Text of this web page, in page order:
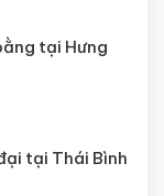
tại Hưng
tại Thái Bình